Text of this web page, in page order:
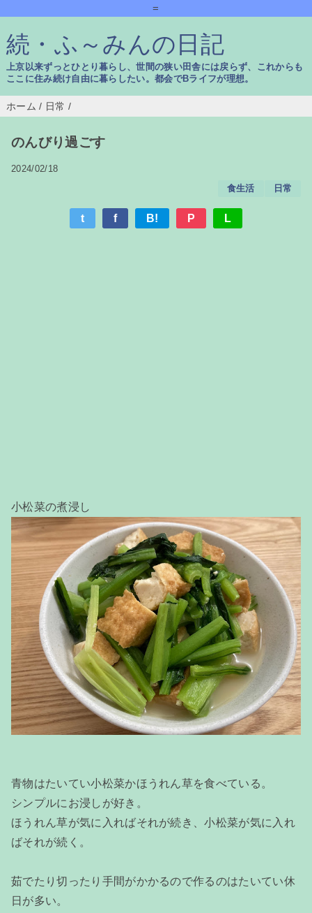
=
続・ふ～みんの日記
上京以来ずっとひとり暮らし、世間の狭い田舎には戻らず、これからも
ここに住み続け自由に暮らしたい。都会でBライフが理想。
ホーム / 日常 /
のんびり過ごす
2024/02/18
食生活
日常
t f B! P L
小松菜の煮浸し
青物はたいてい小松菜かほうれん草を食べている。
シンプルにお浸しが好き。
ほうれん草が気に入ればそれが続き、小松菜が気に入れ
ばそれが続く。
茹でたり切ったり手間がかかるので作るのはたいてい休
日が多い。